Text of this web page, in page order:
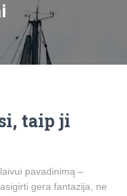
taip ji
pavadinimą –
gera fantazija, ne